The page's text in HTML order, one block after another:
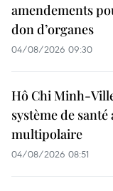
amendements
don d’organes
04/08/2026 09:30
Hô Chi Minh-
système de
multipolaire
04/08/2026 08:51